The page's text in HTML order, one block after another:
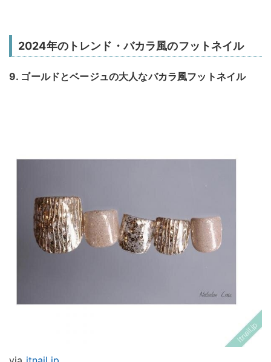
2024年のトレンド・バカラ風のフットネイル
9. ゴールドとベージュの大人なバカラ風フットネイル